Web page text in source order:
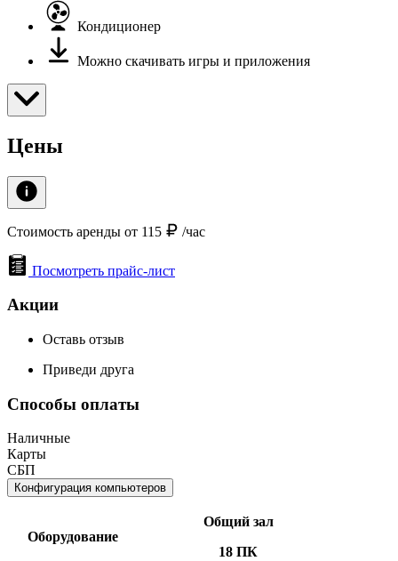
Кондиционер
Можно скачивать игры и приложения
Цены
Стоимость аренды от 115 /час
Посмотреть прайс-лист
Акции
Оставь отзыв
Приведи друга
Способы оплаты
Наличные
Карты
СБП
Конфигурация компьютеров
Оборудование
Общий зал
18 ПК